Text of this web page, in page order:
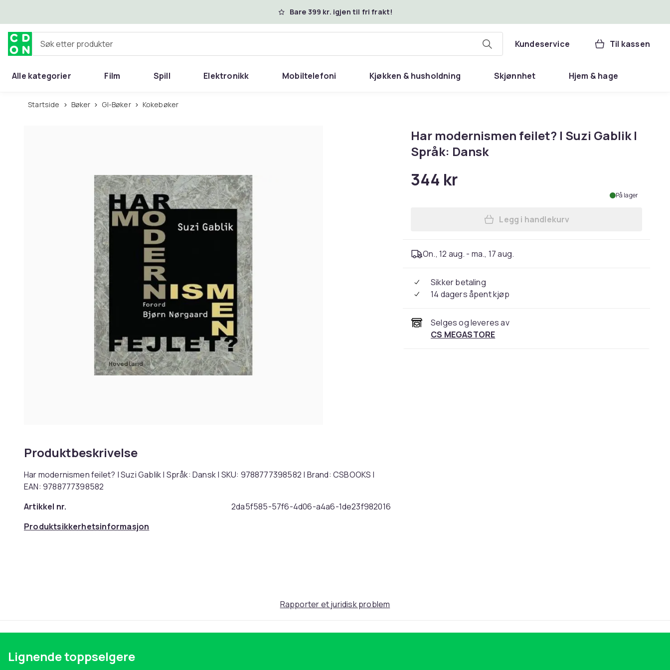
Bare 399 kr. igjen til fri frakt!
Søk etter produkter Kundeservice Til kassen
Alle kategorier Film Spill Elektronikk Mobiltelefoni Kjøkken & husholdning Skjønnhet Hjem & hage
Startside Bøker GI-Bøker Kokebøker
Produktbeskrivelse
Har modernismen feilet? | Suzi Gablik | Språk: Dansk | SKU: 9788777398582 | Brand: CSBOOKS |
EAN: 9788777398582
Artikkel nr.
2da5f585-57f6-4d06-a4a6-1de23f982016
Produktsikkerhetsinformasjon
Har modernismen feilet? | Suzi Gablik |
Språk: Dansk
344 kr
På lager
Legg Har modernismen feilet? |
Legg i handlekurv
On., 12 aug. - ma., 17 aug.
Sikker betaling
14 dagers åpent kjøp
Selges og leveres av
CS MEGASTORE
Rapporter et juridisk problem
Lignende toppselgere